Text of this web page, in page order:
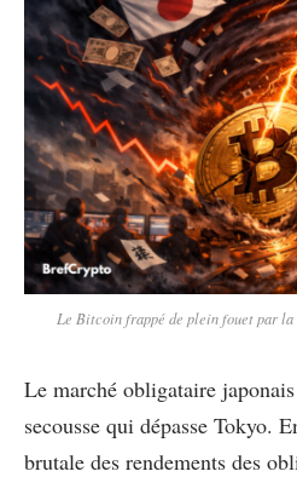
Le Bitcoin frappé de plein fouet par la
Le marché obligataire
secousse qui dépasse Tokyo.
brutale des rendements des